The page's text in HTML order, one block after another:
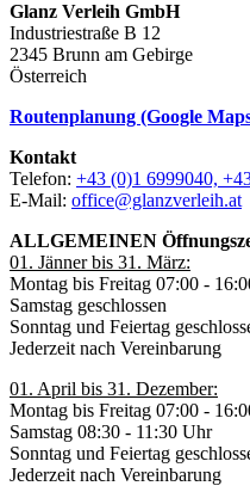
Glanz Verleih GmbH
Industriestraße B 12
2345 Brunn am Gebirge
Österreich
Routenplanung (Google
Kontakt
Telefon: +43 (0)1 6999040,
E-Mail: office@glanzverleih.at
ALLGEMEINEN
01. Jänner bis 31. März:
Montag bis Freitag 07:00 -
Samstag geschlossen
Sonntag und Feiertag
Jederzeit nach Vereinbarung
01. April bis 31. Dezember:
Montag bis Freitag 07:00 -
Samstag 08:30 - 11:30 Uhr
Sonntag und Feiertag
Jederzeit nach Vereinbarung